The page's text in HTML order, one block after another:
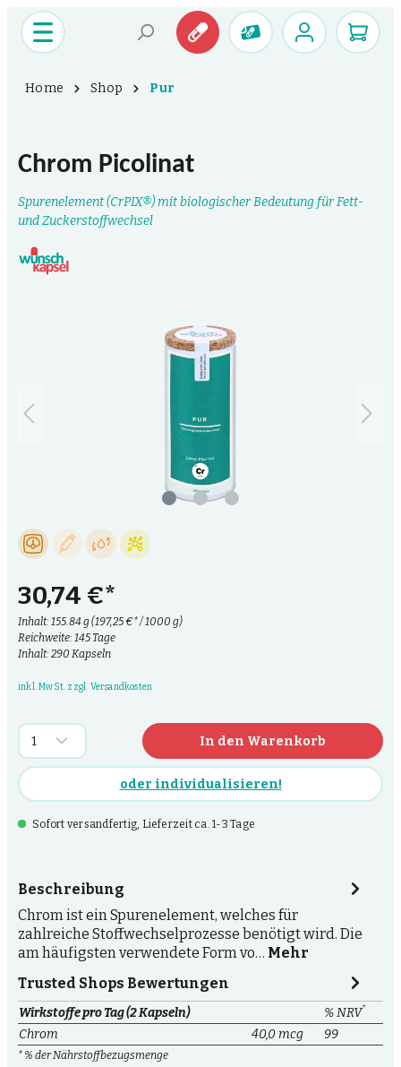
Home Shop Pur
Chrom Picolinat
Spurenelement (CrPIX®) mit biologischer Bedeutung für Fett-
und Zuckerstoffwechsel
30,74 €*
Inhalt: 155.84 g(197,25 €* / 1000 g)
Reichweite: 145 Tage
Inhalt: 290 Kapseln
inkl. MwSt. zzgl. Versandkosten
In den Warenkorb
oder individualisieren!
Sofort versandfertig, Lieferzeit ca. 1-3 Tage
Beschreibung
Chrom ist ein Spurenelement, welches für
zahlreiche Stoffwechselprozesse benötigt wird. Die
am häufigsten verwendete Form vo… Mehr
Trusted Shops Bewertungen
Wirkstoffe pro Tag (2 Kapseln) % NRV*
Chrom 40,0 mcg 99
* % der Nährstoffbezugsmenge